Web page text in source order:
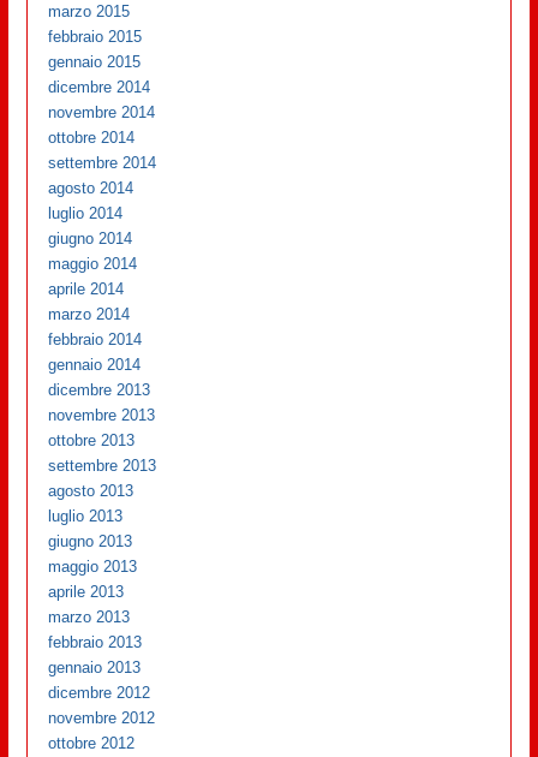
marzo 2015
febbraio 2015
gennaio 2015
dicembre 2014
novembre 2014
ottobre 2014
settembre 2014
agosto 2014
luglio 2014
giugno 2014
maggio 2014
aprile 2014
marzo 2014
febbraio 2014
gennaio 2014
dicembre 2013
novembre 2013
ottobre 2013
settembre 2013
agosto 2013
luglio 2013
giugno 2013
maggio 2013
aprile 2013
marzo 2013
febbraio 2013
gennaio 2013
dicembre 2012
novembre 2012
ottobre 2012